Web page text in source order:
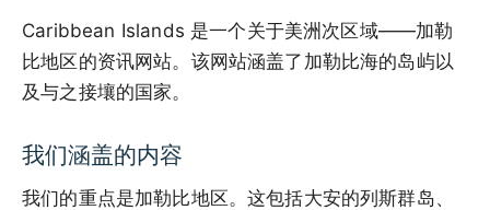
Caribbean Islands 是一个关于美洲次区域——加勒
比地区的资讯网站。该网站涵盖了加勒比海的岛屿以
及与之接壤的国家。
我们涵盖的内容
我们的重点是加勒比地区。这包括大安的列斯群岛、